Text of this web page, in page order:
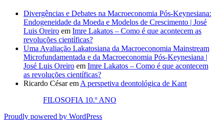
Divergências e Debates na Macroeconomia Pós-Keynesiana:
Endogeneidade da Moeda e Modelos de Crescimento | José
Luis Oreiro em Imre Lakatos – Como é que acontecem as
revoluções científicas?
Uma Avaliação Lakatosiana da Macroeconomia Mainstream
Microfundamentada e da Macroeconomia Pós-Keynesiana |
José Luis Oreiro em Imre Lakatos – Como é que acontecem
as revoluções científicas?
Ricardo Césarem A perspetiva deontológica de Kant
FILOSOFIA 10.º ANO
Proudly powered by WordPress